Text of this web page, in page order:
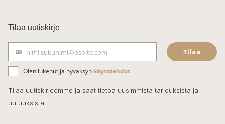
c
e
b
o
o
k
Tilaa uutiskirje
ä
h
k
nimi.sukunimi@osoite.com Tilaa
Olen lukenut ja hyväksyn käyttöehdot.
Tilaa uutiskirjeemme ja saat tietoa uusimmista tarjouksista ja
uutuuksista!